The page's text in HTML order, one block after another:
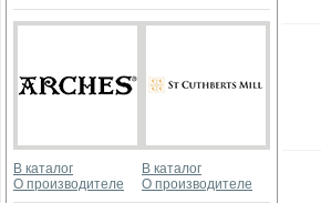
В каталог
О производителе
В каталог
О производителе